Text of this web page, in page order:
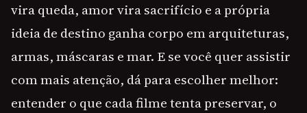
vira queda, amor vira sacrifício e a própria
ideia de destino ganha corpo em arquiteturas,
armas, máscaras e mar. E se você quer assistir
com mais atenção, dá para escolher melhor:
entender o que cada filme tenta preservar, o